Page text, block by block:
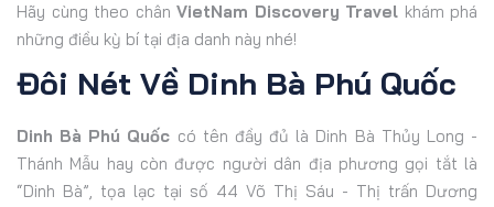
Hãy cùng theo chân VietNam Discovery Travel khám phá
những điều kỳ bí tại địa danh này nhé!
Đôi Nét Về Dinh Bà Phú Quốc
Dinh Bà Phú Quốc có tên đầy đủ là Dinh Bà Thủy Long -
Thánh Mẫu hay còn được người dân địa phương gọi tắt là
“Dinh Bà”, tọa lạc tại số 44 Võ Thị Sáu - Thị trấn Dương